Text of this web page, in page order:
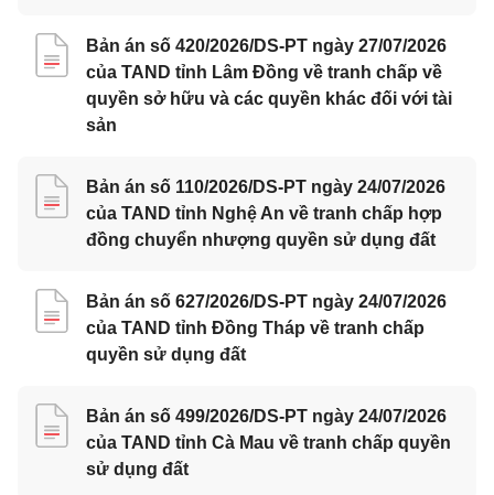
Bản án số 420/2026/DS-PT ngày 27/07/2026
của TAND tỉnh Lâm Đồng về tranh chấp về
quyền sở hữu và các quyền khác đối với tài
sản
Bản án số 110/2026/DS-PT ngày 24/07/2026
của TAND tỉnh Nghệ An về tranh chấp hợp
đồng chuyển nhượng quyền sử dụng đất
Bản án số 627/2026/DS-PT ngày 24/07/2026
của TAND tỉnh Đồng Tháp về tranh chấp
quyền sử dụng đất
Bản án số 499/2026/DS-PT ngày 24/07/2026
của TAND tỉnh Cà Mau về tranh chấp quyền
sử dụng đất